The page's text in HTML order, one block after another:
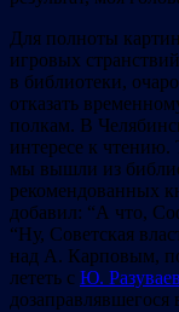
Для полноты
игровых
в библиотеки,
отказать
полкам. В
интересе к чтению.
мы вышли из
рекомендованных
добавил: “А что,
“Ну, Советская
над А. Карповым,
лететь с Ю.